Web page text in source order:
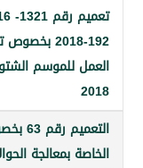
تعميم رقم 1321- 16-ص تاريخ
192-2018 بخصوص تحديد ساعات
العمل للموسم الشتوي 2017-
التعميم رقم 63 بخصوص البرمجية
الحوالات وعمليات